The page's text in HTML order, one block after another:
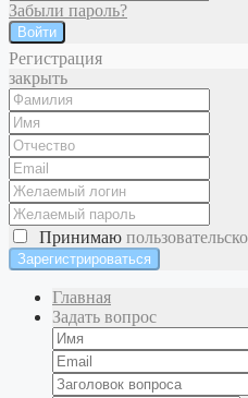
Забыли пароль?
Войти
Регистрация
закрыть
Принимаю
Главная
Задать вопрос